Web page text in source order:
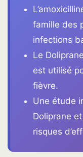
famille des
infections
Le
est utilisé
fièvre.
Une étude
Doliprane
risques